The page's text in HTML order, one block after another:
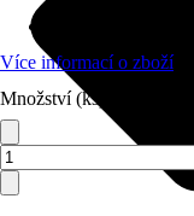
Více informací o zboží
Množství (ks)